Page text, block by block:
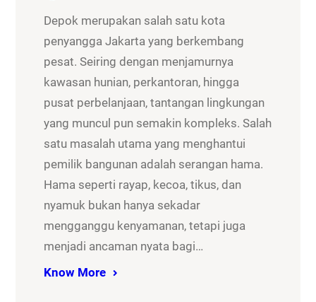
Depok merupakan salah satu kota
penyangga Jakarta yang berkembang
pesat. Seiring dengan menjamurnya
kawasan hunian, perkantoran, hingga
pusat perbelanjaan, tantangan lingkungan
yang muncul pun semakin kompleks. Salah
satu masalah utama yang menghantui
pemilik bangunan adalah serangan hama.
Hama seperti rayap, kecoa, tikus, dan
nyamuk bukan hanya sekadar
mengganggu kenyamanan, tetapi juga
menjadi ancaman nyata bagi…
Know More